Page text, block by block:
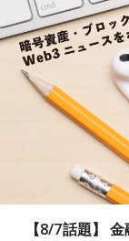
【8/7話題】